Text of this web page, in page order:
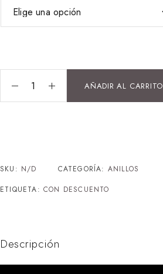
AÑADIR AL CARRITO
SKU: N/D CATEGORÍA: ANILLOS
ETIQUETA: CON DESCUENTO
Descripción